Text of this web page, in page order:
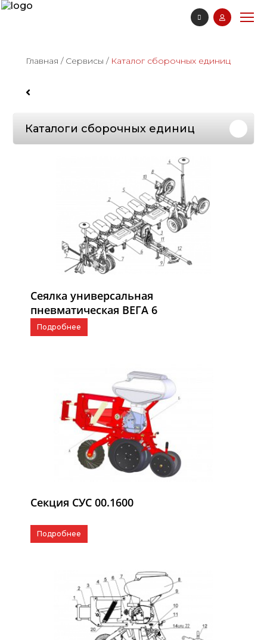
Главная / Сервисы / Каталог сборочных единиц
Каталоги сборочных единиц
Сеялка универсальная
пневматическая ВЕГА 6
Подробнее
Секция СУС 00.1600
Подробнее